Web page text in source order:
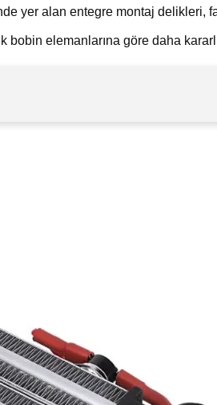
yer alan entegre montaj delikleri,
bobin elemanlarına göre daha